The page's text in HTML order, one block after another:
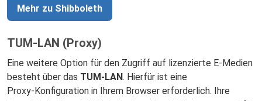
Mehr zu Shibboleth
TUM-LAN (Proxy)
Eine weitere Option für den Zugriff auf lizenzierte E‑Medien
besteht über das TUM‑LAN. Hierfür ist eine
Proxy‑Konfiguration in Ihrem Browser erforderlich. Ihre